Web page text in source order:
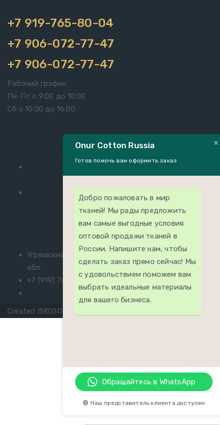
+7 919-765-80-04
+7 906-072-77-47
+7 906-072-77-47
Рабочий график:
Пн-Пт с 9:00 до 18:00
Сб с 10:00 до 16:00
Последние Новости
10 Top Gambling enterprises within the Vegas
Контакты
Угрешский проезд, 3А, Котельники, Московская
обл.
+7 (919) 765-80-04
onurcottonrussia@gmail.com
Created ISKOSOFT - Creative Media.
Onur Cotton Russia
Готов помочь вам оформить заказ
Добро пожаловать в мир
тканей! Мы рады предложить
вам самые выгодные условия
оптовой продажи тканей в
России. Напишите нам, чтобы
сделать заказ прямо сейчас! Мы
с удовольствием поможем вам
выбрать идеальные материалы
для вашего бизнеса.
Обращайтесь в WhatsApp
🟢 Наш представитель клиента доступен